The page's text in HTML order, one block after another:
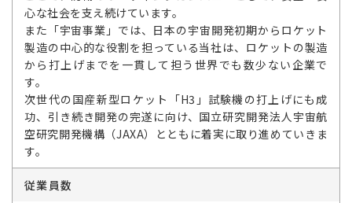
心な社会を支え続けています。
また「宇宙事業」では、日本の宇宙開発初期からロケット
製造の中心的な役割を担っている当社は、ロケットの製造
から打上げまでを一貫して担う世界でも数少ない企業で
す。
次世代の国産新型ロケット「H3」試験機の打上げにも成
功、引き続き開発の完遂に向け、国立研究開発法人宇宙航
空研究開発機構（JAXA）とともに着実に取り進めていきま
す。
従業員数